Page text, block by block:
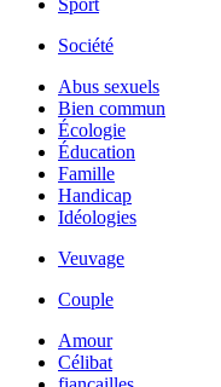
Sport
Société
Abus sexuels
Bien commun
Écologie
Éducation
Famille
Handicap
Idéologies
Veuvage
Couple
Amour
Célibat